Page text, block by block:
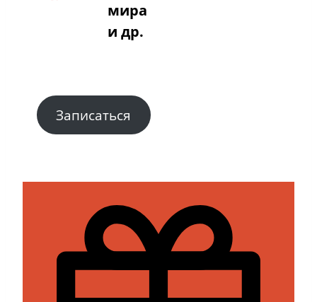
мира
и др.
Записаться